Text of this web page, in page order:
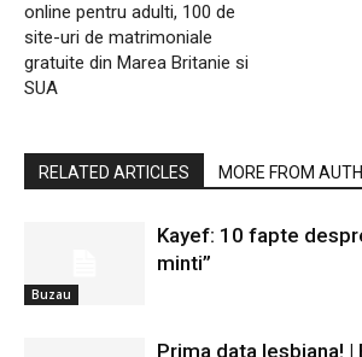
online pentru adulti, 100 de
site-uri de matrimoniale
gratuite din Marea Britanie si
SUA
RELATED ARTICLES MORE FROM
Buzau
Kayef: 10 fapte
minti”
Prima data lesbiana! |